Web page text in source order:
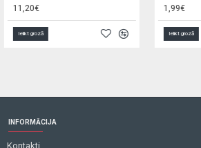
INFORMĀCIJA
Kontakti